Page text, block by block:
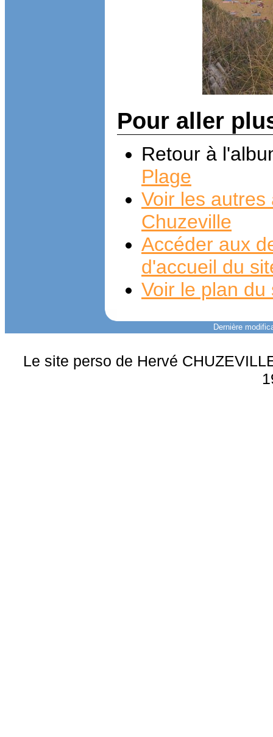
Pour aller
Retour à
Plage
Voir les
Chuzeville
Accéder aux
d'accueil du
Voir le plan du
Dernière
Le site perso de Hervé